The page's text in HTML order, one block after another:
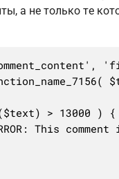
а не только те